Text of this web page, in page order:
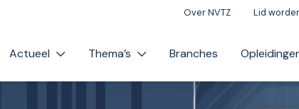
Over NVTZ Lid
Actueel Thema’s Branches